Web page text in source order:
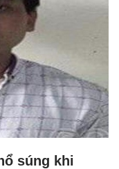
súng khi